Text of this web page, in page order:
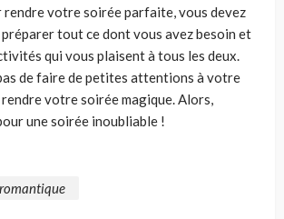
rendre votre soirée parfaite, vous devez
tout ce dont vous avez besoin et
qui vous plaisent à tous les deux.
de faire de petites attentions à votre
votre soirée magique. Alors,
une soirée inoubliable !